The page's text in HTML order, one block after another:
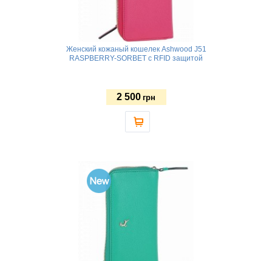
Женский кожаный кошелек Ashwood J51
RASPBERRY-SORBET с RFID защитой
2 500 грн